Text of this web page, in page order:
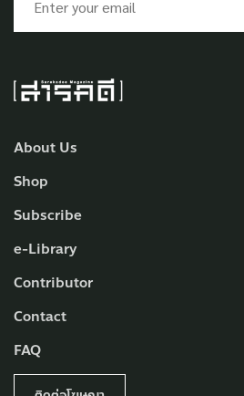
About Us
Shop
Subscribe
e-Library
Contributor
Contact
FAQ